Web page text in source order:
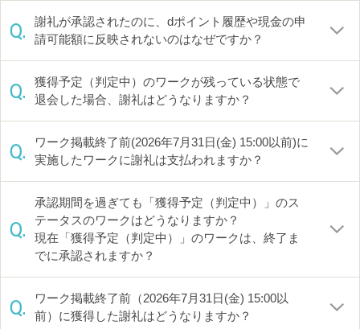
Q.
謝礼が承認されたのに、dポイント履歴や現金の申
請可能額に反映されないのはなぜですか？
Q.
獲得予定（判定中）のワークが残っている状態で
退会した場合、謝礼はどうなりますか？
Q.
ワーク掲載終了前(2026年7月31日(金) 15:00以前)に
実施したワークに謝礼は支払われますか？
Q.
承認期間を過ぎても「獲得予定（判定中）」のス
テータスのワークはどうなりますか？
現在「獲得予定（判定中）」のワークは、終了ま
でに承認されますか？
Q.
ワーク掲載終了前（2026年7月31日(金) 15:00以
前）に獲得した謝礼はどうなりますか？